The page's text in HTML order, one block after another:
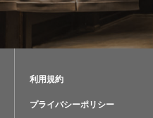
利用規約
プライバシーポリシー